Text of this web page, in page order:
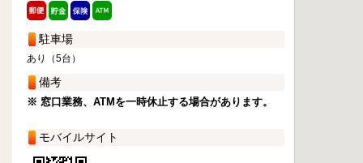
駐車場
あり（5台）
備考
※ 窓口業務、ATMを一時休止する場合があります。
モバイルサイト